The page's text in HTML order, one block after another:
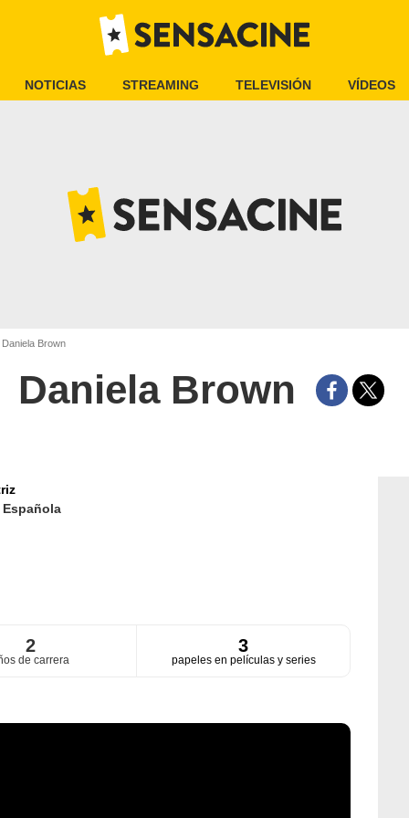
NOTICIAS STREAMING TELEVISIÓN VÍDEOS
Daniela Brown
Daniela Brown
Española
2
de carrera
3
papeles en películas y series